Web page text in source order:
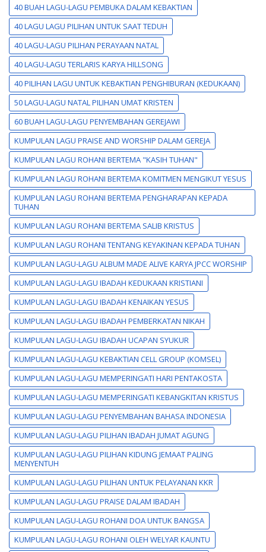
40 BUAH LAGU-LAGU PEMBUKA DALAM KEBAKTIAN
40 LAGU LAGU PILIHAN UNTUK SAAT TEDUH
40 LAGU-LAGU PILIHAN PERAYAAN NATAL
40 LAGU-LAGU TERLARIS KARYA HILLSONG
40 PILIHAN LAGU UNTUK KEBAKTIAN PENGHIBURAN (KEDUKAAN)
50 LAGU-LAGU NATAL PILIHAN UMAT KRISTEN
60 BUAH LAGU-LAGU PENYEMBAHAN GEREJAWI
KUMPULAN LAGU PRAISE AND WORSHIP DALAM GEREJA
KUMPULAN LAGU ROHANI BERTEMA "KASIH TUHAN"
KUMPULAN LAGU ROHANI BERTEMA KOMITMEN MENGIKUT YESUS
KUMPULAN LAGU ROHANI BERTEMA PENGHARAPAN KEPADA
TUHAN
KUMPULAN LAGU ROHANI BERTEMA SALIB KRISTUS
KUMPULAN LAGU ROHANI TENTANG KEYAKINAN KEPADA TUHAN
KUMPULAN LAGU-LAGU ALBUM MADE ALIVE KARYA JPCC WORSHIP
KUMPULAN LAGU-LAGU IBADAH KEDUKAAN KRISTIANI
KUMPULAN LAGU-LAGU IBADAH KENAIKAN YESUS
KUMPULAN LAGU-LAGU IBADAH PEMBERKATAN NIKAH
KUMPULAN LAGU-LAGU IBADAH UCAPAN SYUKUR
KUMPULAN LAGU-LAGU KEBAKTIAN CELL GROUP (KOMSEL)
KUMPULAN LAGU-LAGU MEMPERINGATI HARI PENTAKOSTA
KUMPULAN LAGU-LAGU MEMPERINGATI KEBANGKITAN KRISTUS
KUMPULAN LAGU-LAGU PENYEMBAHAN BAHASA INDONESIA
KUMPULAN LAGU-LAGU PILIHAN IBADAH JUMAT AGUNG
KUMPULAN LAGU-LAGU PILIHAN KIDUNG JEMAAT PALING
MENYENTUH
KUMPULAN LAGU-LAGU PILIHAN UNTUK PELAYANAN KKR
KUMPULAN LAGU-LAGU PRAISE DALAM IBADAH
KUMPULAN LAGU-LAGU ROHANI DOA UNTUK BANGSA
KUMPULAN LAGU-LAGU ROHANI OLEH WELYAR KAUNTU